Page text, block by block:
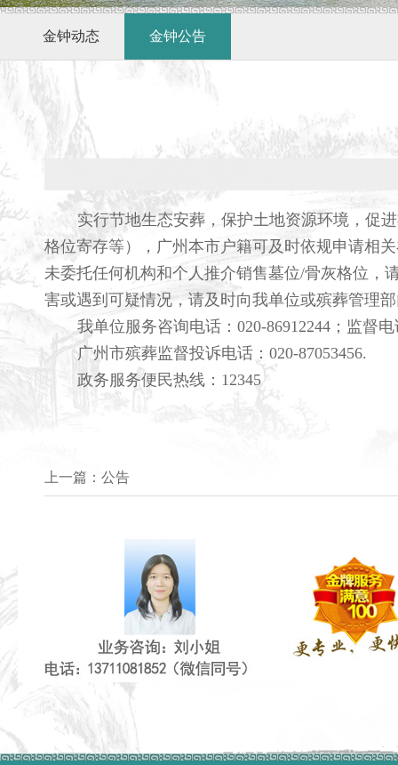
金钟动态 金钟公告
实行节地生态安葬，保护土地资源环境，促
格位寄存等），广州本市户籍可及时依规申请相
未委托任何机构和个人推介销售墓位/骨灰格位，
害或遇到可疑情况，请及时向我单位或殡葬管理
我单位服务咨询电话：020-86912244 ；监督
广州市殡葬监督投诉电话：020-87053456.
政务服务便民热线： 12345
上一篇： 公告